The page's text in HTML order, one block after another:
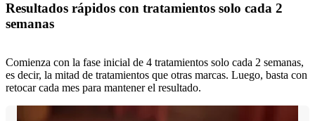
Resultados rápidos con tratamientos solo cada 2
semanas
Comienza con la fase inicial de 4 tratamientos solo cada 2 semanas,
es decir, la mitad de tratamientos que otras marcas. Luego, basta con
retocar cada mes para mantener el resultado.